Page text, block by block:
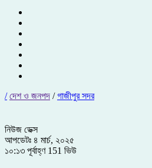
/ দেশ ও জনপদ /গাজীপুর সদর
নিউজ ডেক্স
আপডেটঃ ৪ মার্চ, ২০২৫
১০:১৩ পূর্বাহ্ণ 151 ভিউ